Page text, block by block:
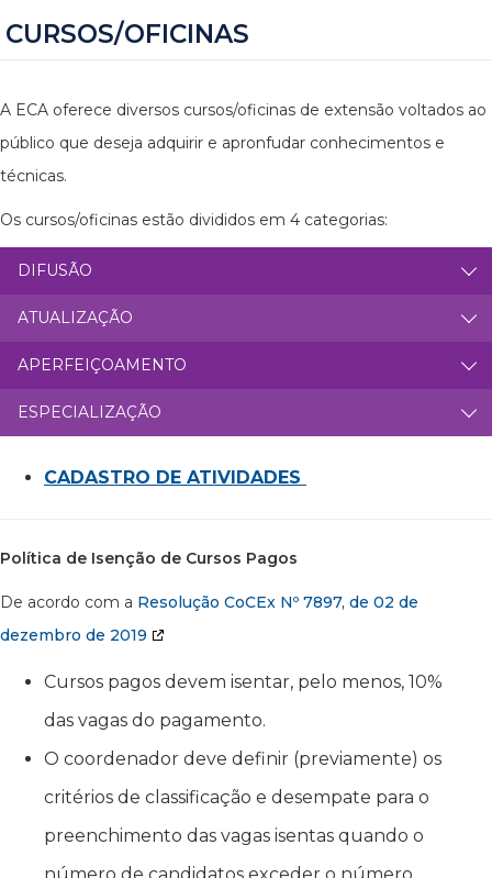
CURSOS/OFICINAS
A ECA oferece diversos cursos/oficinas de extensão voltados ao
público que deseja adquirir e apronfudar conhecimentos e
técnicas.
Os cursos/oficinas estão divididos em 4 categorias:
DIFUSÃO
ATUALIZAÇÃO
APERFEIÇOAMENTO
ESPECIALIZAÇÃO
CADASTRO DE ATIVIDADES
Política de Isenção de Cursos Pagos
De acordo com a Resolução CoCEx Nº 7897, de 02 de
dezembro de 2019
Cursos pagos devem isentar, pelo menos, 10%
das vagas do pagamento.
O coordenador deve definir (previamente) os
critérios de classificação e desempate para o
preenchimento das vagas isentas quando o